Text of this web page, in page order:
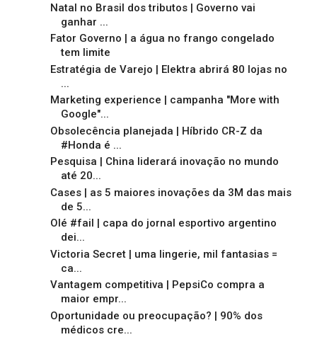
Natal no Brasil dos tributos | Governo vai
ganhar ...
Fator Governo | a água no frango congelado
tem limite
Estratégia de Varejo | Elektra abrirá 80 lojas no
...
Marketing experience | campanha "More with
Google"...
Obsolecência planejada | Híbrido CR-Z da
#Honda é ...
Pesquisa | China liderará inovação no mundo
até 20...
Cases | as 5 maiores inovações da 3M das mais
de 5...
Olé #fail | capa do jornal esportivo argentino
dei...
Victoria Secret | uma lingerie, mil fantasias =
ca...
Vantagem competitiva | PepsiCo compra a
maior empr...
Oportunidade ou preocupação? | 90% dos
médicos cre...